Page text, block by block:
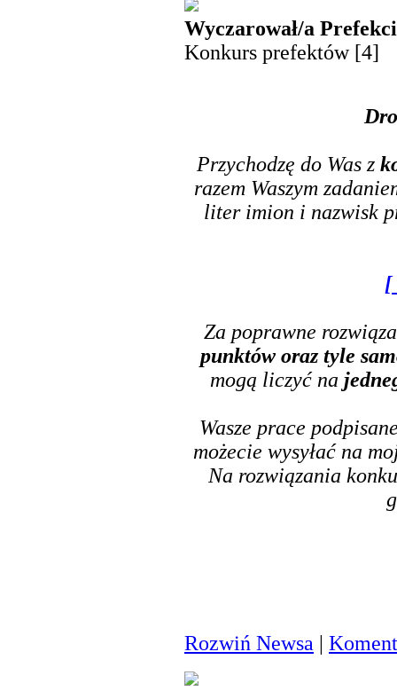
Wyczarował/a
Konkurs prefektów [4]
Przychodzę do Was z
razem Waszym
liter imion i nazwisk
[
Za poprawne
punktów oraz tyle
mogą liczyć na
Wasze prace
możecie wysyłać na
Na rozwiązania
Rozwiń Newsa |